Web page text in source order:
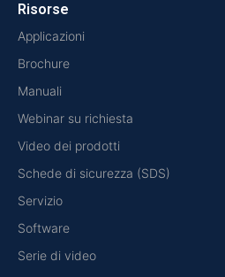
Risorse
Applicazioni
Brochure
Manuali
Webinar su richiesta
Video dei prodotti
Schede di sicurezza (SDS)
Servizio
Software
Serie di video